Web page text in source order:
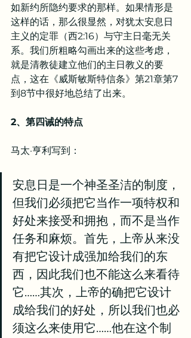
如新约所隐约要求的那样。如果情形是
这样的话，那么很显然，对犹太安息日
主义的定罪（西2:16）与守主日毫无关
系。我们所粗略勾画出来的这些考虑，
就是清教徒建立他们的主日教义的要
点，这在《威斯敏斯特信条》第21章第7
到8节中很好地总结了出来。
2、第四诫的特点
马太·亨利写到：
安息日是一个神圣圣洁的制度，
但我们必须把它当作一项特权和
好处来接受和拥抱，而不是当作
任务和麻烦。首先，上帝从来没
有把它设计成强加给我们的东
西，因此我们也不能这么来看待
它……其次，上帝的确把它设计
成给我们的好处，所以我们也必
须这么来使用它……他在这个制